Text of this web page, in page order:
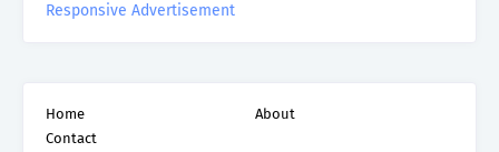
Responsive Advertisement
Home
About
Contact